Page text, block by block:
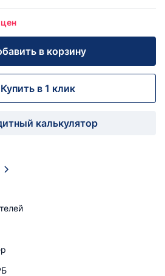
в корзину
Купить в 1 клик
калькулятор